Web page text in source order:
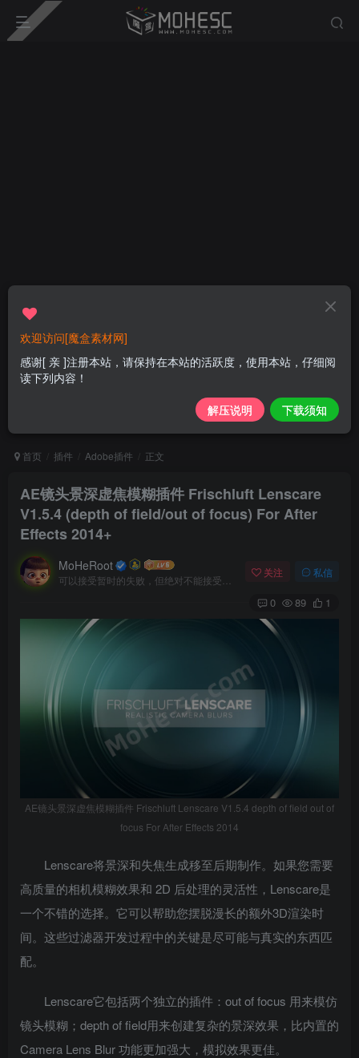
首页 插件 Adobe插件 正文
AE镜头景深虚焦模糊插件 Frischluft Lenscare
V1.5.4 (depth of field/out of focus) For After
Effects 2014+
MoHeRoot 关注 私信
0 89 1
AE镜头景深虚焦模糊插件 Frischluft Lenscare V1.5.4 depth of field out of
focus For After Effects 2014
Lenscare将景深和失焦生成移至后期制作。如果您需要
高质量的相机模糊效果和 2D 后处理的灵活性，Lenscare是
一个不错的选择。它可以帮助您摆脱漫长的额外3D渲染时
间。这些过滤器开发过程中的关键是尽可能与真实的东西匹
配。
Lenscare它包括两个独立的插件：out of focus 用来模仿
镜头模糊；depth of field用来创建复杂的景深效果，比内置的
Camera Lens Blur 功能更加强大，模拟效果更佳。
欢迎访问[魔盒素材网]
感谢[ 亲 ]注册本站，请保持在本站的活跃度，使用本站，仔细阅
读下列内容！
解压说明 下载须知